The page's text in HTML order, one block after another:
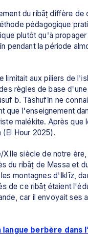
du ribāṭ diffère
pédagogique
plutôt qu'à
pendant la période
limitait aux piliers de
règles de base
b. Tāshufīn ne
que l'enseignement
malékite. Après
Hour 2025).
siècle de notre
du ribāṭ de Massa et
montagnes d'Iklīz,
de ce ribāṭ étaient
car il envoyait ses
langue berbère dans